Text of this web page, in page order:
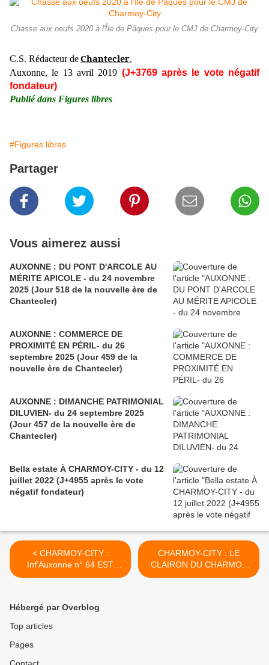
Chasse aux oeufs 2020 à l'Île de Pâques pour le CMJ de Charmoy-City
C.S. Rédacteur deChantecler,
Auxonne, le 13 avril 2019 (J+3769 après le vote négatif
fondateur)
Publié dans Figures libres
#Figures libres
Partager
Vous aimerez aussi
AUXONNE : DU PONT D'ARCOLE AU
MÉRITE APICOLE - du 24 novembre
2025 (Jour 518 de la nouvelle ère de
Chantecler)
AUXONNE : COMMERCE DE
PROXIMITÉ EN PÉRIL- du 26
septembre 2025 (Jour 459 de la
nouvelle ère de Chantecler)
AUXONNE : DIMANCHE PATRIMONIAL
DILUVIEN- du 24 septembre 2025
(Jour 457 de la nouvelle ère de
Chantecler)
Bella estate À CHARMOY-CITY - du 12
juillet 2022 (J+4955 après le vote
négatif fondateur)
< CHARMOY-CITY :
Inf’Auxonne n° 64 EST
DANS LES BACS ! - du 11
CHARMOY-CITY : LE
CLAIRON DU CHARMOY
REMONTERA D’ABORD EN
Hébergé par Overblog
Top articles
Pages